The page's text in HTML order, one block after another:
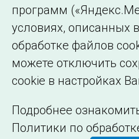
программ
условиях, описанных
обработке файлов
можете отключить
cookie в настройках
Подробнее
Политики по